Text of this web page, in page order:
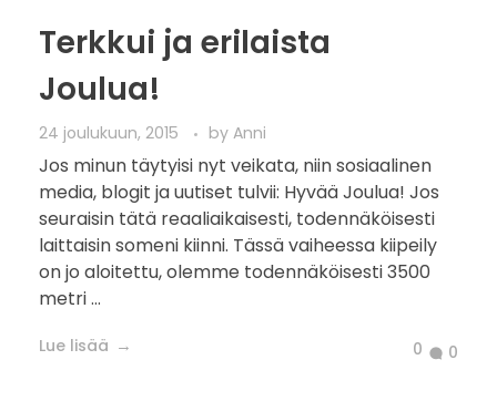
Terkkui ja erilaista
Joulua!
24 joulukuun, 2015 by Anni
Jos minun täytyisi nyt veikata, niin sosiaalinen
media, blogit ja uutiset tulvii: Hyvää Joulua! Jos
seuraisin tätä reaaliaikaisesti, todennäköisesti
laittaisin someni kiinni. Tässä vaiheessa kiipeily
on jo aloitettu, olemme todennäköisesti 3500
metri ...
Lue lisää 0 0